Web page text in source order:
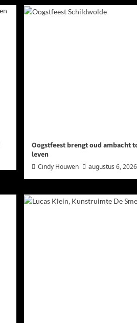
Oogstfeest brengt oud ambacht
leven
Cindy Houwen augustus 6, 2026